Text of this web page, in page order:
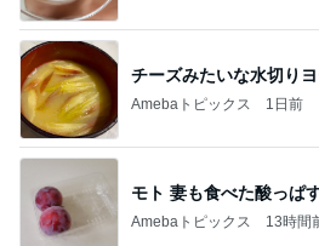
チーズみたいな水切り
Amebaトピックス 1日前
モト 妻も食べた酸っぱ
Amebaトピックス 13時間